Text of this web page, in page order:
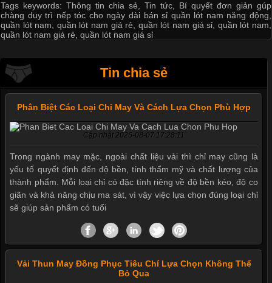
Tags keywords: Thông tin chia sẻ Tin tức
Bí quyết đơn giản gúp
chàng duy trì nếp tóc cho ngày dài bán sỉ quần lót nam năng động
quần lót nam
quần lót nam giá rẻ quần lót nam giá sỉ quần lót nam
quần lót nam giá rẻ quần lót nam giá sỉ
Tin chia sẻ
Phân Biệt Các Loại Chỉ May Và Cách Lựa Chọn Phù Hợp
Cập nhật 2026-08-07 17:28:11
Trong ngành may mặc, ngoài chất liệu vải thì chỉ may cũng là
yếu tố quyết định đến độ bền, tính thẩm mỹ và chất lượng của
thành phẩm. Mỗi loại chỉ có đặc tính riêng về độ bền kéo, độ co
giãn và khả năng chịu ma sát, vì vậy việc lựa chọn đúng loại chỉ
sẽ giúp sản phẩm có tuổi
Vải Thun May Đồng Phục Tiêu Chí Lựa Chọn Không Thể
Bỏ Qua
Mẫu quần short quần lót nam nữ hè thu 2017
Thị hiều quần lót nam bơi lội nam và nữ 2017
Xu hướng thời trang trẻ và quần lót nam giá sỉ